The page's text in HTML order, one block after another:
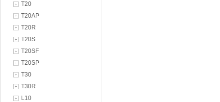
T20
T20AP
T20R
T20S
T20SF
T20SP
T30
T30R
L10